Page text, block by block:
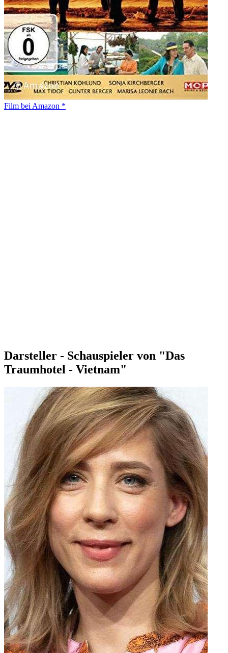
Film bei Amazon *
Darsteller - Schauspieler von "Das
Traumhotel - Vietnam"